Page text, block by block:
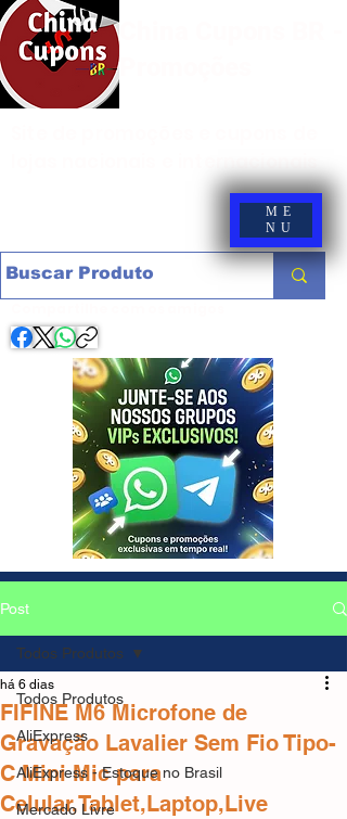
ME
NU
Post
Todos Produtos
AliExpress
AliExpress - Estoque no Brasil
Mercado Livre
Todos Produtos
FIFINE M6 Microfone de
Gravação Lavalier Sem Fio Tipo-
C Mini Mic para
Celular,Tablet,Laptop,Live
há 6 dias